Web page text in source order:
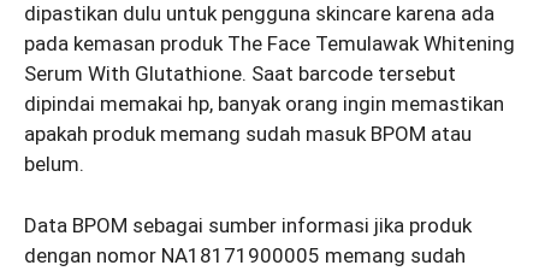
dipastikan dulu untuk pengguna skincare karena ada
pada kemasan produk The Face Temulawak Whitening
Serum With Glutathione. Saat barcode tersebut
dipindai memakai hp, banyak orang ingin memastikan
apakah produk memang sudah masuk BPOM atau
belum.
Data BPOM sebagai sumber informasi jika produk
dengan nomor NA18171900005 memang sudah